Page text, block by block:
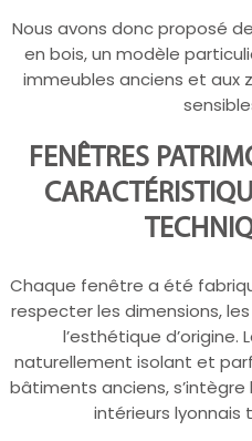
Nous avons donc proposé
en bois, un modèle
immeubles anciens et aux
FENÊTRES
Chaque fenêtre a été
respecter les dimensions,
l’esthétique d’origine.
naturellement isolant et
bâtiments anciens,
intérieurs lyonnais